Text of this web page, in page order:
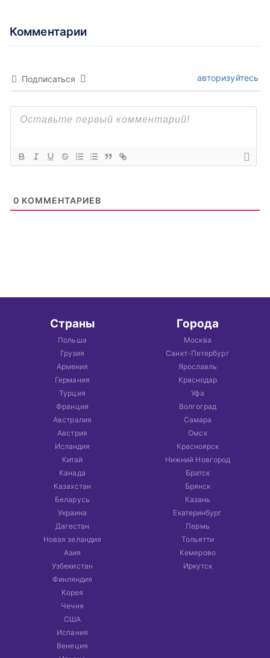
Комментарии
Подписаться авторизуйтесь
0 КОММЕНТАРИЕВ
Страны
Польша
Грузия
Армения
Германия
Турция
Франция
Австралия
Австрия
Исландия
Китай
Канада
Казахстан
Беларусь
Украина
Дагестан
Новая зеландия
Азия
Узбекистан
Финляндия
Корея
Чечня
США
Испания
Венеция
Города
Москва
Санкт-Петербург
Ярославль
Краснодар
Уфа
Волгоград
Самара
Омск
Красноярск
Нижний Новгород
Братск
Брянск
Казань
Екатеринбург
Пермь
Тольятти
Кемерово
Иркутск